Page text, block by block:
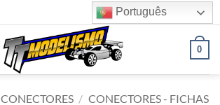
Português
0
CONECTORES / CONECTORES - FICHAS